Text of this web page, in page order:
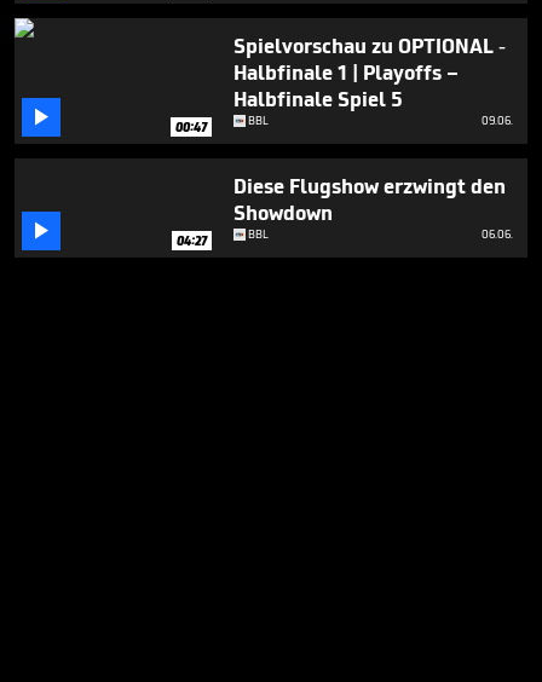
 00:47
Spielvorschau zu OPTIONAL -
Halbfinale 1 | Playoffs –
Halbfinale Spiel 5
BBL 09.06.
 04:27
Diese Flugshow erzwingt den
Showdown
BBL 06.06.